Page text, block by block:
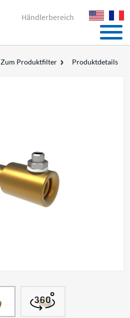
Händlerbereich
Zum Produktfilter Produktdetails